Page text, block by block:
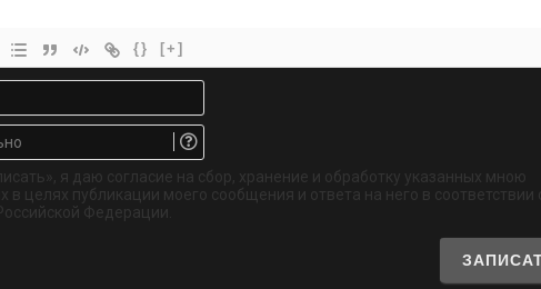
{} [+]
Имя*
Email.
обязательно
я даю согласие на сбор, хранение и обработку указанных мною
в целях публикации моего сообщения и ответа на него в соответствии с
Федерации.